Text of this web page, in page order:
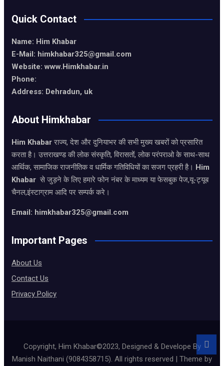
Quick Contact
Name: Him Khabar
E-Mail: himkhabar325@gmail.com
Website: www.Himkhabar.in
Phone:
Address: Dehradun, uk
About Himkhabar
Him Khabarराज्य, देश और दुनियाभर की सभी मुख्य खबरों को प्रसारित
करता है। उत्तराखण्ड की लोक संस्कृति, विरासतों, लोक परंपराओ के साथ-साथ
आर्थिक, सामाजिक राजनीतिक व धार्मिक गतिविधियों का सजग प्रहरी है। Him
Khabar से जुड़ने के लिए हमारे फोन नंबर के माध्यम या फेसबुक पेज,यू-ट्यूब
चैनल,इंस्टाग्राम आदि पर सम्पर्क करे।
Email: himkhabar325@gmail.com
Important Pages
About Us
Contact Us
Privacy Policy
Copyright, Him Khabar©2023, Designed & Develope By
Manish Naithani (9084358715). All rights reserved | Theme by